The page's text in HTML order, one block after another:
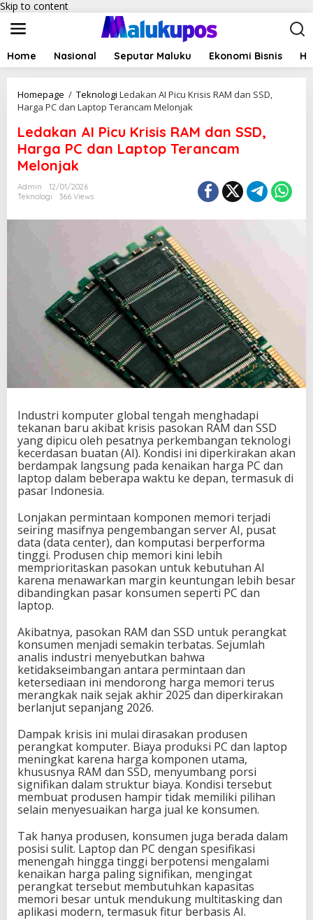
Skip to content
Home Nasional Seputar Maluku Ekonomi Bisnis
Homepage / Teknologi Ledakan AI Picu Krisis RAM dan SSD,
Harga PC dan Laptop Terancam Melonjak
Ledakan AI Picu Krisis RAM dan SSD,
Harga PC dan Laptop Terancam
Melonjak
Admin
12/01/2026
Teknologi
366 Views
Industri komputer global tengah menghadapi
tekanan baru akibat krisis pasokan RAM dan SSD
yang dipicu oleh pesatnya perkembangan teknologi
kecerdasan buatan (AI). Kondisi ini diperkirakan akan
berdampak langsung pada kenaikan harga PC dan
laptop dalam beberapa waktu ke depan, termasuk di
pasar Indonesia.
Lonjakan permintaan komponen memori terjadi
seiring masifnya pengembangan server AI, pusat
data (data center), dan komputasi berperforma
tinggi. Produsen chip memori kini lebih
memprioritaskan pasokan untuk kebutuhan AI
karena menawarkan margin keuntungan lebih besar
dibandingkan pasar konsumen seperti PC dan
laptop.
Akibatnya, pasokan RAM dan SSD untuk perangkat
konsumen menjadi semakin terbatas. Sejumlah
analis industri menyebutkan bahwa
ketidakseimbangan antara permintaan dan
ketersediaan ini mendorong harga memori terus
merangkak naik sejak akhir 2025 dan diperkirakan
berlanjut sepanjang 2026.
Dampak krisis ini mulai dirasakan produsen
perangkat komputer. Biaya produksi PC dan laptop
meningkat karena harga komponen utama,
khususnya RAM dan SSD, menyumbang porsi
signifikan dalam struktur biaya. Kondisi tersebut
membuat produsen hampir tidak memiliki pilihan
selain menyesuaikan harga jual ke konsumen.
Tak hanya produsen, konsumen juga berada dalam
posisi sulit. Laptop dan PC dengan spesifikasi
menengah hingga tinggi berpotensi mengalami
kenaikan harga paling signifikan, mengingat
perangkat tersebut membutuhkan kapasitas
memori besar untuk mendukung multitasking dan
aplikasi modern, termasuk fitur berbasis AI.